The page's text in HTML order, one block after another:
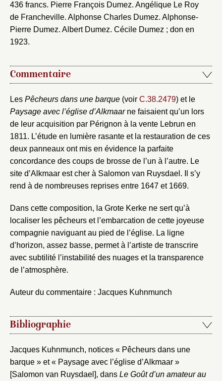
436 francs. Pierre François Dumez. Angélique Le Roy
de Francheville. Alphonse Charles Dumez. Alphonse-
Pierre Dumez. Albert Dumez. Cécile Dumez ; don en
1923.
Commentaire
Les Pêcheurs dans une barque (voir C.38.2479) et le
Paysage avec l’église d’Alkmaarne faisaient qu’un lors
de leur acquisition par Pérignon à la vente Lebrun en
1811. L’étude en lumière rasante et la restauration de ces
deux panneaux ont mis en évidence la parfaite
concordance des coups de brosse de l’un à l’autre. Le
site d’Alkmaar est cher à Salomon van Ruysdael. Il s’y
rend à de nombreuses reprises entre 1647 et 1669.
Dans cette composition, la Grote Kerke ne sert qu’à
localiser les pêcheurs et l’embarcation de cette joyeuse
compagnie naviguant au pied de l’église. La ligne
d’horizon, assez basse, permet à l’artiste de transcrire
avec subtilité l’instabilité des nuages et la transparence
de l’atmosphère.
Auteur du commentaire : Jacques Kuhnmunch
Bibliographie
Jacques Kuhnmunch, notices « Pêcheurs dans une
barque » et « Paysage avec l’église d’Alkmaar »
[Salomon van Ruysdael], dans Le Goût d’un amateur au
Valider
Créer et ajouter
Mot de passe
Envoyer
Vous n'êtes pas encore inscrit ?
Créer un compte